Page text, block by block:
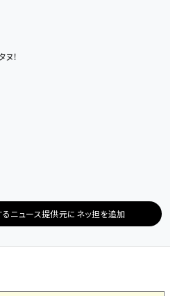
！
ニュース提供元にネッ担を追加